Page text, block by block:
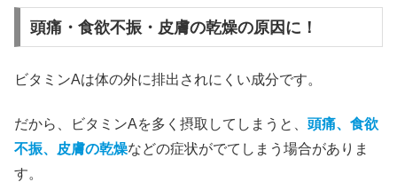
頭痛・食欲不振・皮膚の乾燥の原因に！
ビタミンAは体の外に排出されにくい成分です。
だから、ビタミンAを多く摂取してしまうと、 頭痛、食欲
不振、皮膚の乾燥などの症状がでてしまう場合がありま
す。